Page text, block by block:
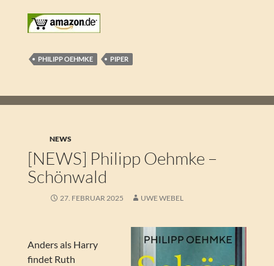
PHILIPP OEHMKE PIPER
NEWS
[NEWS] Philipp Oehmke –
Schönwald
27. FEBRUAR 2025 UWE WEBEL
Anders als Harry
findet Ruth